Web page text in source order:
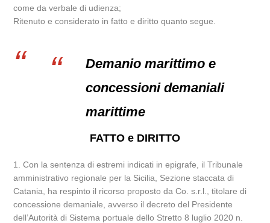
come da verbale di udienza;
Ritenuto e considerato in fatto e diritto quanto segue.
Demanio marittimo e
concessioni demaniali
marittime
FATTO e DIRITTO
1. Con la sentenza di estremi indicati in epigrafe, il Tribunale
amministrativo regionale per la Sicilia, Sezione staccata di
Catania, ha respinto il ricorso proposto da Co. s.r.l., titolare di
concessione demaniale, avverso il decreto del Presidente
dell’Autorità di Sistema portuale dello Stretto 8 luglio 2020 n.